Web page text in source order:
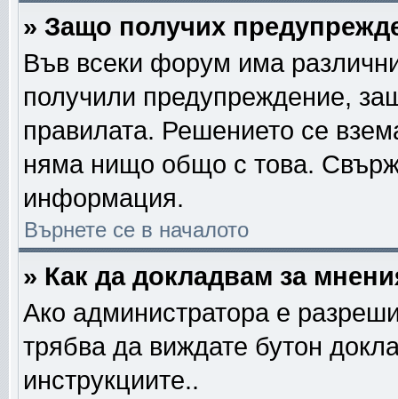
» Защо получих
Във всеки форум има
получили предупреждение,
правилата. Решението се
няма нищо общо с това.
информация.
Върнете се в началото
» Как да докладвам за
Ако администратора е
трябва да виждате бутон
инструкциите..